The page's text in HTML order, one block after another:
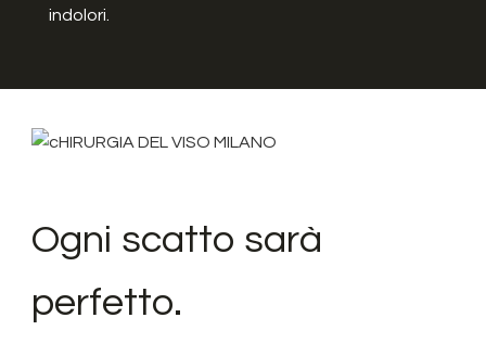
indolori.
Ogni scatto sarà
perfetto.